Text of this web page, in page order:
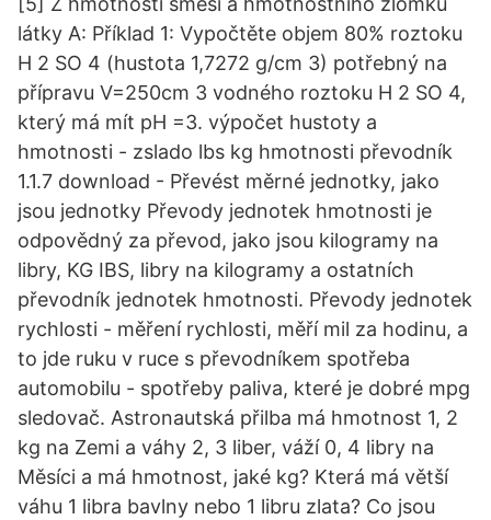
látky A: Příklad 1: Vypočtěte objem 80% roztoku
H 2 SO 4 (hustota 1,7272 g/cm 3) potřebný na
přípravu V=250cm 3 vodného roztoku H 2 SO 4,
který má mít pH =3. výpočet hustoty a
hmotnosti - zslado lbs kg hmotnosti převodník
1.1.7 download - Převést měrné jednotky, jako
jsou jednotky Převody jednotek hmotnosti je
odpovědný za převod, jako jsou kilogramy na
libry, KG IBS, libry na kilogramy a ostatních
převodník jednotek hmotnosti. Převody jednotek
rychlosti - měření rychlosti, měří mil za hodinu, a
to jde ruku v ruce s převodníkem spotřeba
automobilu - spotřeby paliva, které je dobré mpg
sledovač. Astronautská přilba má hmotnost 1, 2
kg na Zemi a váhy 2, 3 liber, váží 0, 4 libry na
Měsíci a má hmotnost, jaké kg? Která má větší
váhu 1 libra bavlny nebo 1 libru zlata? Co jsou